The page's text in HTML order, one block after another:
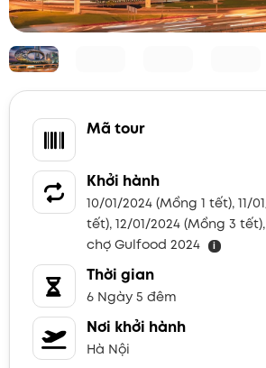
Mã tour
Khởi hành
10/01/2024 (Mồng 1 tết), 11/
tết), 12/01/2024 (Mồng 3
chợ Gulfood 2024
i
Thời gian
6 Ngày 5 đêm
Nơi khởi hành
Hà Nội